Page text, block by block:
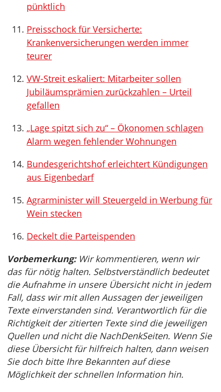
pünktlich
Preisschock für Versicherte:
Krankenversicherungen werden immer
teurer
VW-Streit eskaliert: Mitarbeiter sollen
Jubiläumsprämien zurückzahlen – Urteil
gefallen
„Lage spitzt sich zu“ – Ökonomen schlagen
Alarm wegen fehlender Wohnungen
Bundesgerichtshof erleichtert Kündigungen
aus Eigenbedarf
Agrarminister will Steuergeld in Werbung für
Wein stecken
Deckelt die Parteispenden
Vorbemerkung:Wir kommentieren, wenn wir
das für nötig halten. Selbstverständlich bedeutet
die Aufnahme in unsere Übersicht nicht in jedem
Fall, dass wir mit allen Aussagen der jeweiligen
Texte einverstanden sind. Verantwortlich für die
Richtigkeit der zitierten Texte sind die jeweiligen
Quellen und nicht die NachDenkSeiten. Wenn Sie
diese Übersicht für hilfreich halten, dann weisen
Sie doch bitte Ihre Bekannten auf diese
Möglichkeit der schnellen Information hin.